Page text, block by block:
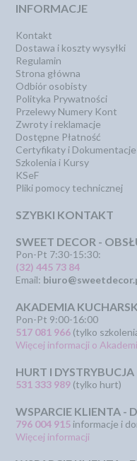
INFORMACJE
Kontakt
Dostawa i koszty wysyłki
Regulamin
Strona główna
Odbiór osobisty
Polityka Prywatności
Przelewy Numery Kont
Zwroty i reklamacje
Dostępne Płatność
Certyfikaty i Dokumentacje
Szkolenia i Kursy
KSeF
Pliki pomocy technicznej
SZYBKI KONTAKT
SWEET DECOR -
Pon-Pt 7:30-15:30:
(32) 445 73 84
Email:
AKADEMIA
Pon-Pt 9:00-16:00
517 081 966 (tylko
Więcej informacji o
HURT I DYSTRYBUCJA
531 333 989 (tylko hurt)
WSPARCIE KLIENTA -
796 004 915 informacje i
Więcej informacji